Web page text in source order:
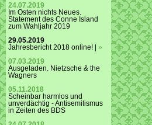
24.07.2019
Im Osten nichts Neues.
Statement des Conne Island
zum Wahljahr 2019
29.05.2019
Jahresbericht 2018 online! | »
07.03.2019
Ausgeladen. Nietzsche & the
Wagners
05.11.2018
Scheinbar harmlos und
unverdächtig - Antisemitismus
in Zeiten des BDS